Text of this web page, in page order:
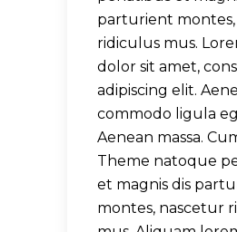
parturient
ridiculus mus.
dolor sit amet,
adipiscing elit.
commodo ligula
Aenean massa.
Theme natoque
et magnis dis
montes, nascetur